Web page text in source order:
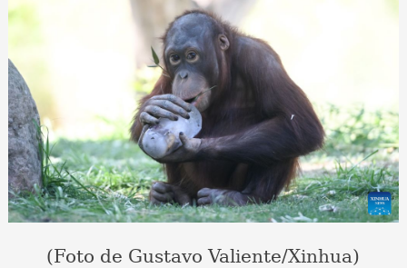
(Foto de Gustavo Valiente/Xinhua)